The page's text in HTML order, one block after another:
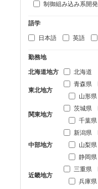
制御組み込み系開発
語学
日本語
英語
勤務地
北海道地方
北海道
東北地方
青森県
山形県
関東地方
茨城県
千葉県
中部地方
新潟県
山梨県
静岡県
近畿地方
三重県
兵庫県